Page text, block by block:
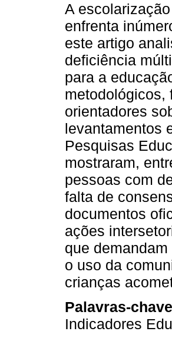
A
enfrenta
este artigo
deficiência
para a
metodológicos,
orientadores
levantamentos
Pesquisas
mostraram,
pessoas com
falta de
documentos
ações
que
o uso da
crianças
Palavras-
Indicadores